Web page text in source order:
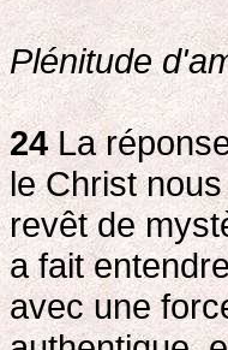
Plénitude
24La
le Christ
revêt de
a fait
avec une